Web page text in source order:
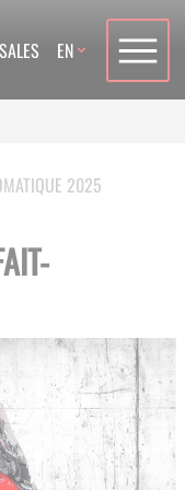
SALES Language
EN
2025